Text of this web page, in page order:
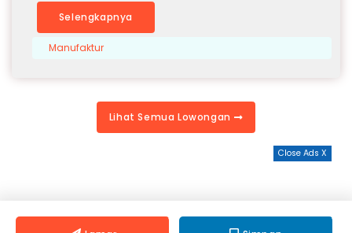
Selengkapnya
Manufaktur
Lihat Semua Lowongan
Close Ads X